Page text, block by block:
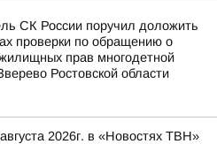
СК России поручил доложить
проверки по обращению о
прав многодетной
Ростовской области
2026г. в «Новостях ТВН»